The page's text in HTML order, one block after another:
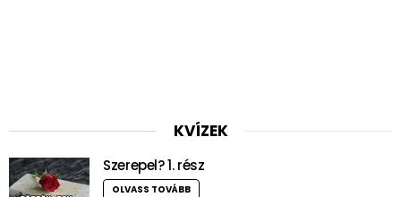
KVÍZEK
Szerepel? 1. rész
OLVASS TOVÁBB